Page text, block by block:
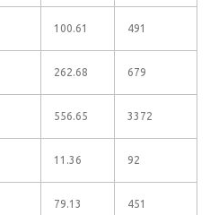
100.61 491
262.68 679
556.65 3372
11.36 92
79.13 451